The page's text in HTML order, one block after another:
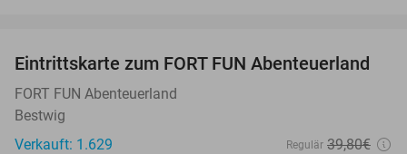
32%
Eintrittskarte zum FORT FUN Abenteuerland
FORT FUN Abenteuerland
Bestwig
Verkauft: 1.629
Regulär 39,80€